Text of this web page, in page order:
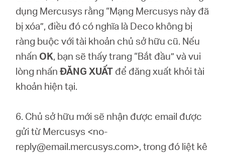
dụng Mercusys rằng “Mạng Mercusys này đã
bị xóa”, điều đó có nghĩa là Deco không bị
ràng buộc với tài khoản chủ sở hữu cũ. Nếu
nhấn OK, bạn sẽ thấy trang “Bắt đầu” và vui
lòng nhấnĐĂNG XUẤT để đăng xuất khỏi tài
khoản hiện tại.
6. Chủ sở hữu mới sẽ nhận được email được
gửi từ Mercusys <no-
reply@email.mercusys.com>, trong đó liệt kê